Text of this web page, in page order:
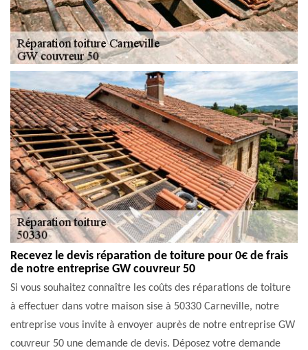
Recevez le devis réparation de toiture pour 0€ de frais
de notre entreprise GW couvreur 50
Si vous souhaitez connaître les coûts des réparations de toiture
à effectuer dans votre maison sise à 50330 Carneville, notre
entreprise vous invite à envoyer auprès de notre entreprise GW
couvreur 50 une demande de devis. Déposez votre demande